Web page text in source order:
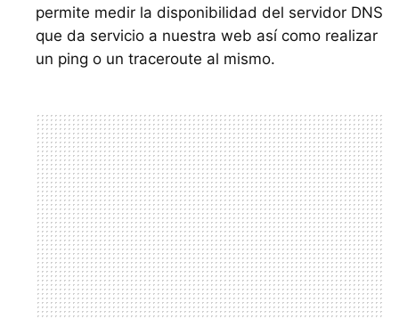
permite medir la disponibilidad del servidor DNS
que da servicio a nuestra web así como realizar
un ping o un traceroute al mismo.